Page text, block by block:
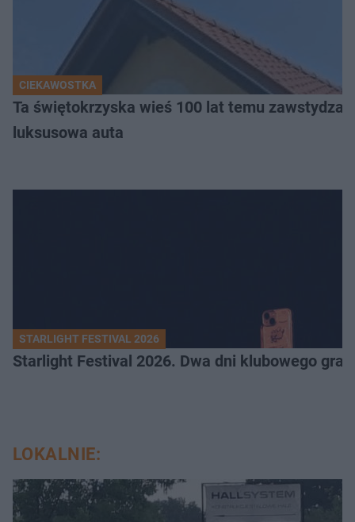
CIEKAWOSTKA
Ta świętokrzyska wieś 100 lat temu
luksusowa auta
STARLIGHT FESTIVAL 2026
Starlight Festival 2026. Dwa dni klubowego
LOKALNIE: